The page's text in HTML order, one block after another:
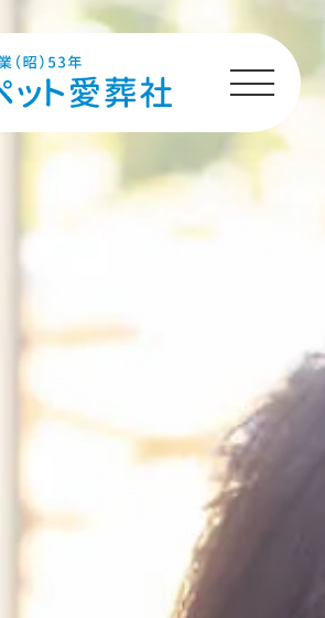
HOME
プランのご案内
ペットちゃんへの
ご利用者様の声
ご利用の流れ